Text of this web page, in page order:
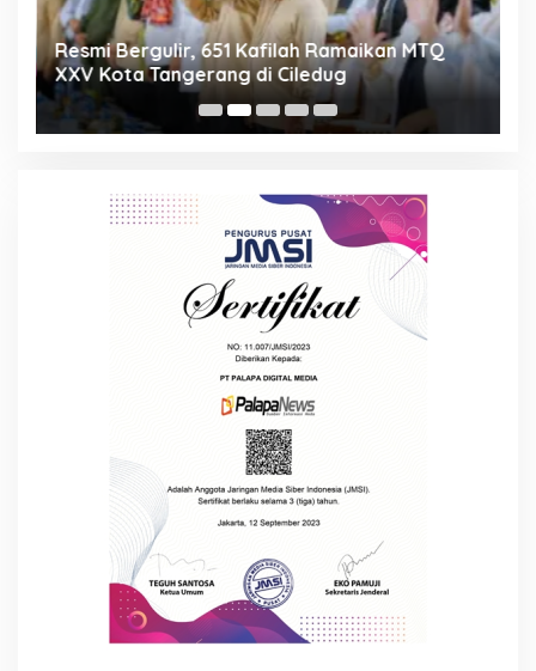
Resmi Bergulir, 651 Kafilah Ramaikan MTQ
XXV Kota Tangerang di Ciledug